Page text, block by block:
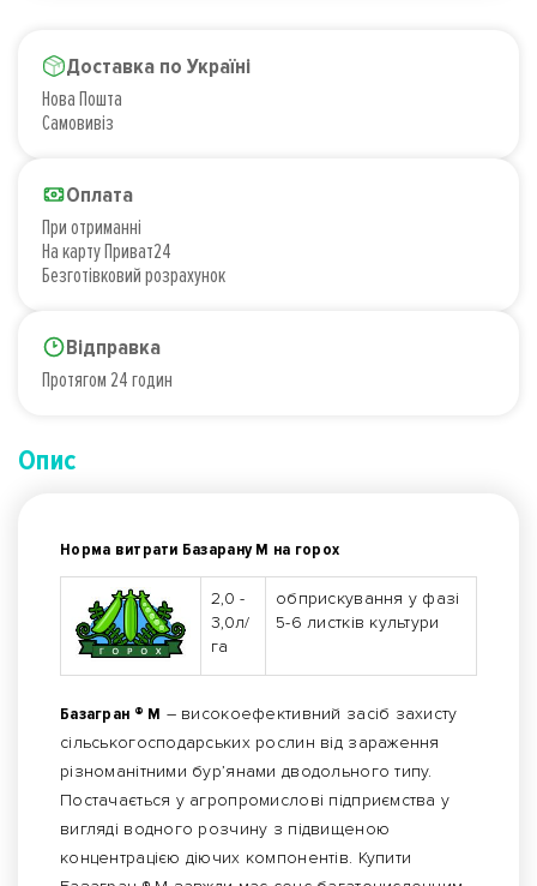
Доставка по Україні
Нова Пошта
Самовивіз
Оплата
При отриманні
На карту Приват24
Безготівковий розрахунок
Відправка
Протягом 24 годин
Опис
Норма витрати Базарану М на горох
2,0 -
3,0л/
га
обприскування у фазі
5-6 листків культури
Базагран ® М – високоефективний засіб захисту
сільськогосподарських рослин від зараження
різноманітними бур’янами дводольного типу.
Постачається у агропромислові підприємства у
вигляді водного розчину з підвищеною
концентрацією діючих компонентів. Купити